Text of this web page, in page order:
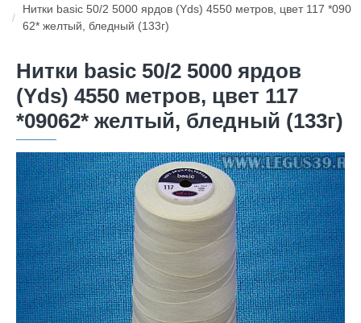
Нитки basic 50/2 5000 ярдов (Yds) 4550 метров, цвет 117 *090
62* желтый, бледный (133г)
Нитки basic 50/2 5000 ярдов
(Yds) 4550 метров, цвет 117
*09062* желтый, бледный (133г)